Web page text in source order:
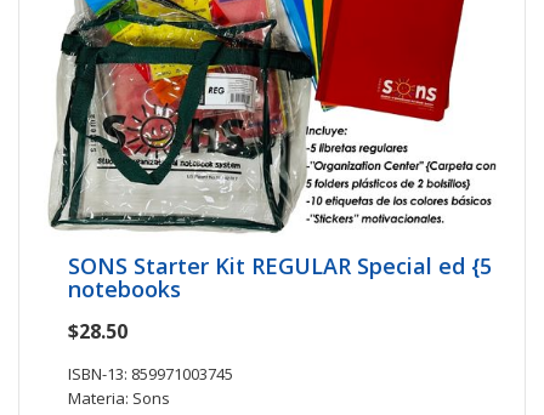
SONS Starter Kit REGULAR Special ed {5
notebooks
$28.50
ISBN-13: 859971003745
Materia: Sons